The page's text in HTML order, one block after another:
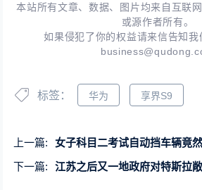
本站所有文章、数据、图片均来自互联
或源作者所有。
如果侵犯了你的权益请来信告知我
标签： 华为 享界S9
上一篇:
女子科目二考试自动挡车辆竟然中途
下一篇:
江苏之后又一地政府对特斯拉敞开怀抱